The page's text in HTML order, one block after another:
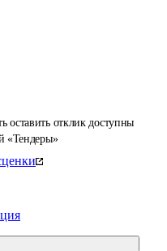
оставить отклик доступны
«Тендеры»